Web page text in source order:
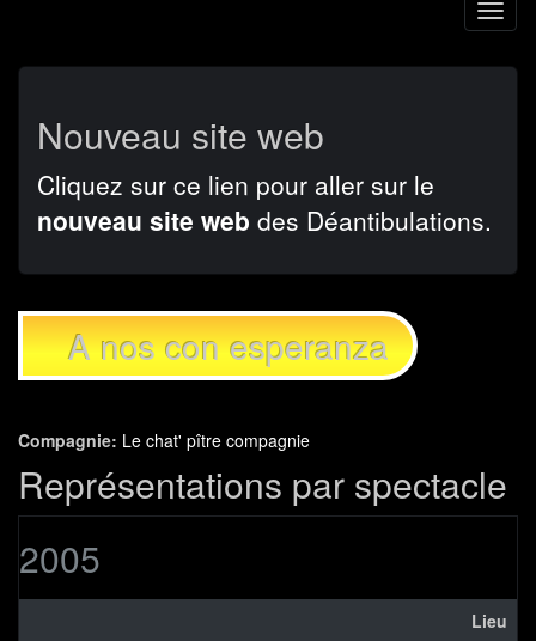
Nouveau site web
Cliquez sur ce lien pour aller sur le
nouveau site web des Déantibulations.
A nos con esperanza
Compagnie: Le chat' pître compagnie
Représentations par spectacle
2005
Lieu